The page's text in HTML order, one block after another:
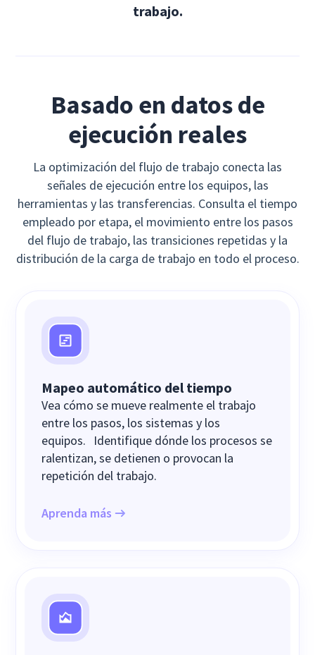
trabajo.
Basado en datos de
ejecución reales
La optimización del flujo de trabajo conecta las
señales de ejecución entre los equipos, las
herramientas y las transferencias. Consulta el tiempo
empleado por etapa, el movimiento entre los pasos
del flujo de trabajo, las transiciones repetidas y la
distribución de la carga de trabajo en todo el proceso.
Mapeo automático del tiempo
Vea cómo se mueve realmente el trabajo
entre los pasos, los sistemas y los
equipos. Identifique dónde los procesos se
ralentizan, se detienen o provocan la
repetición del trabajo.
Aprenda más